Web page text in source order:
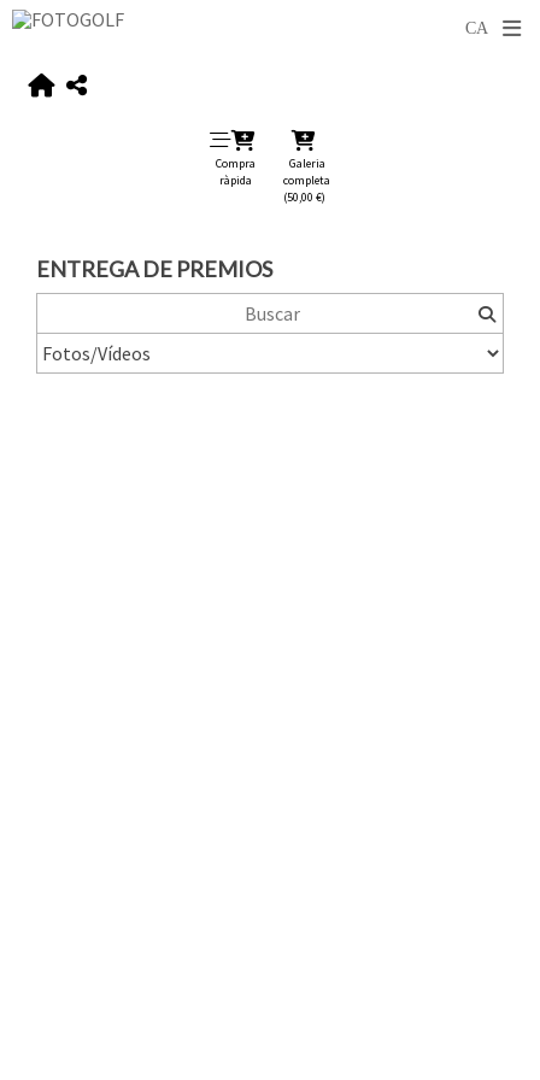
Compra
ràpida
Galeria
completa
(50,00 €)
ENTREGA DE PREMIOS